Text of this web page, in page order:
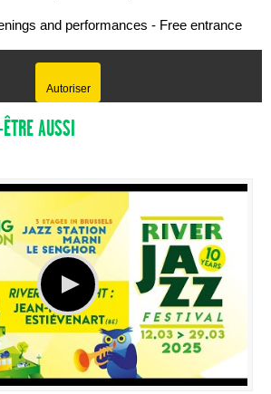
and performances - Free entrance
Autoriser
AUSSI